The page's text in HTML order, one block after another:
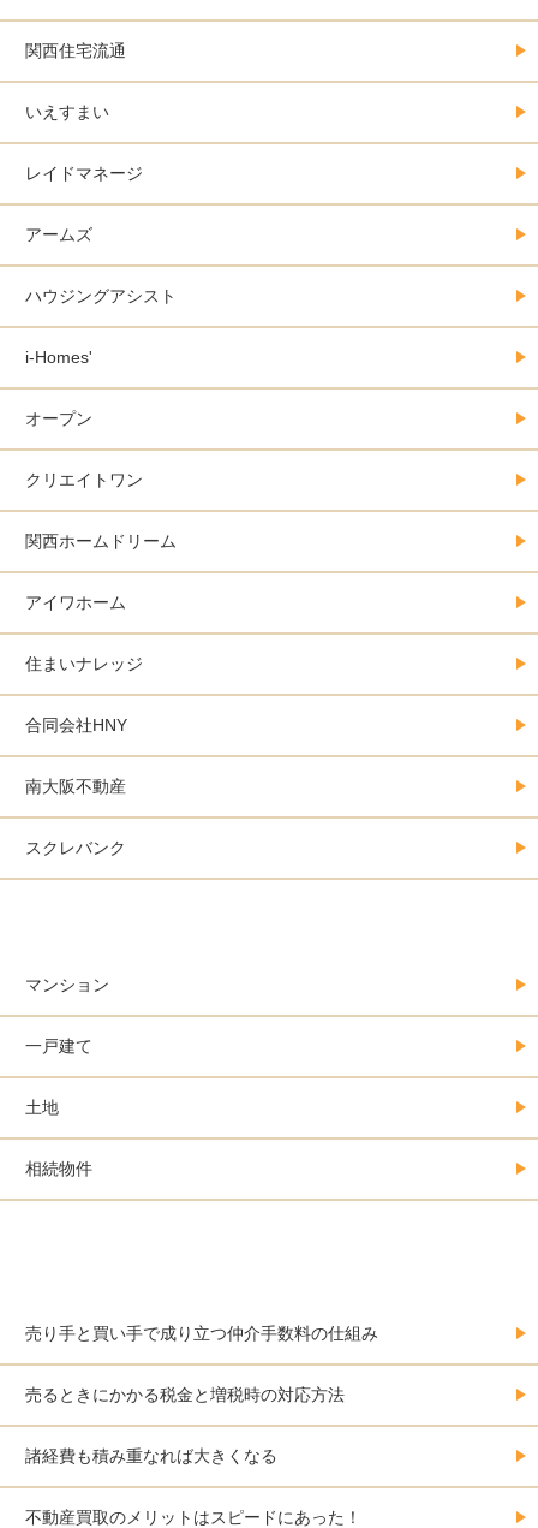
関西住宅流通
いえすまい
レイドマネージ
アームズ
ハウジングアシスト
i-Homes'
オープン
クリエイトワン
関西ホームドリーム
アイワホーム
住まいナレッジ
合同会社HNY
南大阪不動産
スクレバンク
マンション
一戸建て
土地
相続物件
売り手と買い手で成り立つ仲介手数料の仕組み
売るときにかかる税金と増税時の対応方法
諸経費も積み重なれば大きくなる
不動産買取のメリットはスピードにあった！